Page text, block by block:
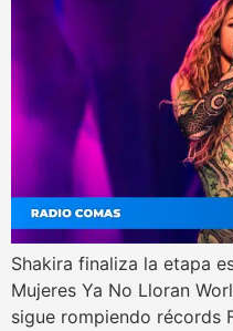
Shakira finaliza la etapa
Mujeres Ya No Lloran
sigue rompiendo récords